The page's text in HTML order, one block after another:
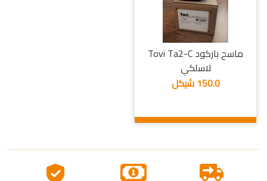
ماسح باركود Tovi Ta2-C
لاسلكي
150.0 شيكل